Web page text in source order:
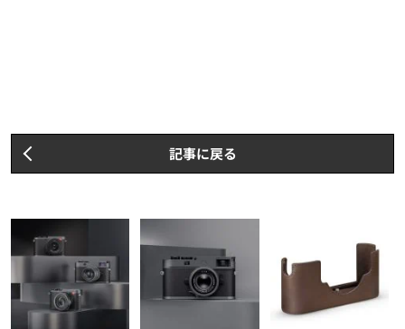
記事に戻る